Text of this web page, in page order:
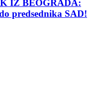
IZ BEOGRADA:
predsednika SAD!